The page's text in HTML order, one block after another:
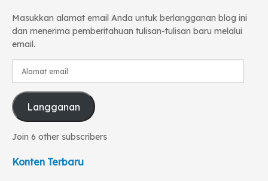
Masukkan alamat email Anda untuk berlangganan blog ini
dan menerima pemberitahuan tulisan-tulisan baru melalui
email.
Langganan
Join 6 other subscribers
Konten Terbaru